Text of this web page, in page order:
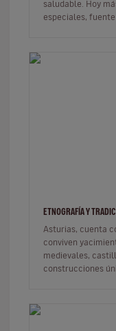
saludable. Hoy
especiales,
ETNOGRAFÍA Y
Asturias, cuenta
conviven
medievales,
construcciones